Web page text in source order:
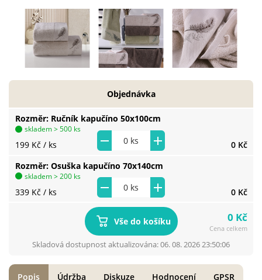
Rozměr Ručník kapučíno 50x100cm
199 Kč / ks 0 Kč
skladem > 500 ks
Rozměr Osuška kapučíno 70x140cm
339 Kč / ks 0 Kč
skladem > 200 ks
Objednávka
Vše do košíku 0 Kč
Cena celkem
Skladová dostupnost aktualizována: 06. 08. 2026 23:50:06
Popis Údržba Diskuze Hodnocení GPSR